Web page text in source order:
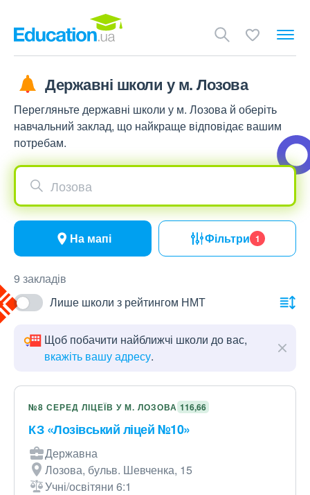
Державні школи у м. Лозова
Перегляньте державні школи у м. Лозова й оберіть
навчальний заклад, що найкраще відповідає вашим
потребам.
Лозова
На мапі Фільтри 1
9 закладів
Лише школи з рейтингом НМТ
Щоб побачити найближчі школи до вас,
вкажіть вашу адресу.
№8 СЕРЕД ЛІЦЕЇВ У М. ЛОЗОВА 116,66
КЗ «Лозівський ліцей №10»
Державна
Лозова, бульв. Шевченка, 15
Учні/освітяни 6:1